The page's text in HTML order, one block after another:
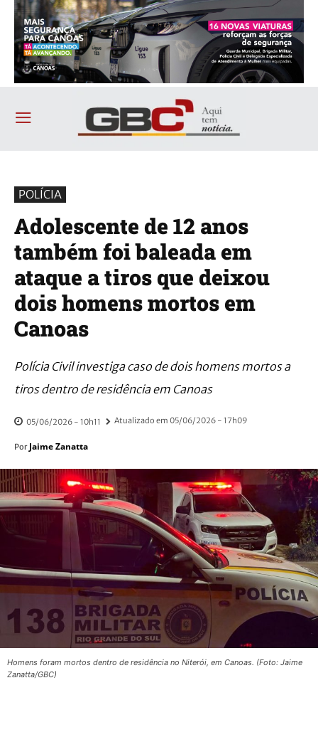
POLÍCIA
Adolescente de 12 anos
também foi baleada em
ataque a tiros que deixou
dois homens mortos em
Canoas
Polícia Civil investiga caso de dois homens mortos a
tiros dentro de residência em Canoas
05/06/2026 - 10h11 Atualizado em 05/06/2026 - 17h09
Por Jaime Zanatta
Homens foram mortos dentro de residência no Niterói, em Canoas. (Foto: Jaime
Zanatta/GBC)